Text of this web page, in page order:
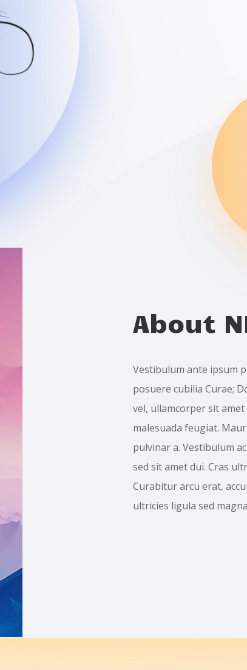
About
Vestibulum ante ipsum
posuere cubilia Curae;
vel, ullamcorper sit
malesuada feugiat.
pulvinar a. Vestibulum
sed sit amet dui. Cras
Curabitur arcu erat,
ultricies ligula sed